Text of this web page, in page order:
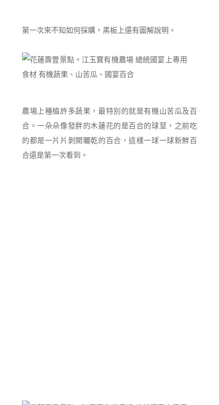
第一次來不知如何採購，黑板上還有圖解說明。
農場上種植許多蔬果，最特別的就是有機山苦瓜及百
合。一朵朵像發胖的木蓮花的是百合的球莖，之前吃
的都是一片片剝開曬乾的百合，這樣一球一球新鮮百
合還是第一次看到。